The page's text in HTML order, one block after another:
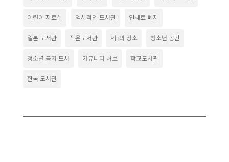
어린이 자료실 역사적인 도서관 연체료 폐지
일본 도서관 작은도서관 제3의 장소 청소년 공간
청소년 금지 도서 커뮤니티 허브 학교도서관
한국 도서관